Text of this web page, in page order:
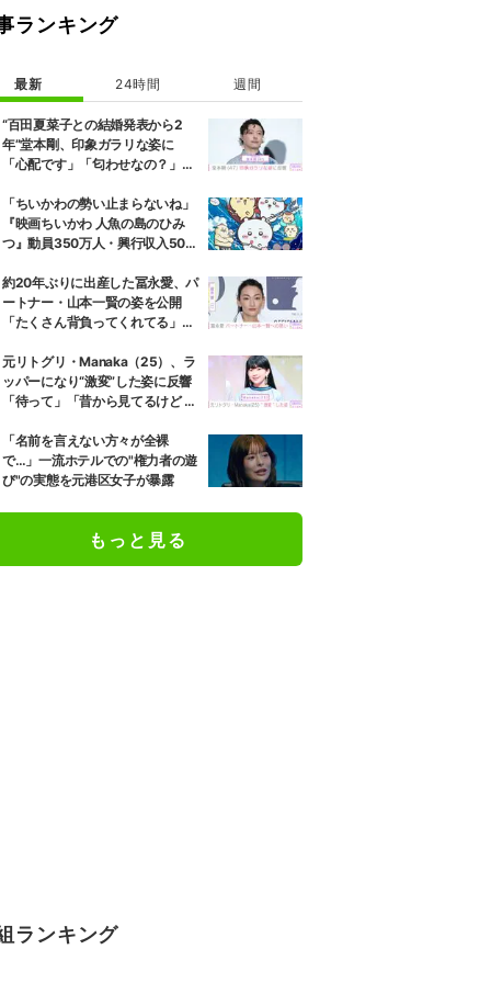
ランキング
最新 24時間 週間
“百田夏菜子との結婚発表から2
年”堂本剛、印象ガラリな姿に
「心配です」「匂わせなの？」な
「ちいかわの勢い止まらないね」
『映画ちいかわ 人魚の島のひみ
つ』動員350万人・興行収入50億
約20年ぶりに出産した冨永愛、パ
ートナー・山本一賢の姿を公開
「たくさん背負ってくれてる」感
元リトグリ・Manaka（25）、ラ
ッパーになり“激変”した姿に反響
「待って」「昔から見てるけど 最
「名前を言えない方々が全裸
で…」一流ホテルでの"権力者の遊
び"の実態を元港区女子が暴露
もっと見る
ランキング